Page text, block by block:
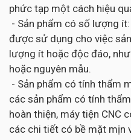
phức tạp một cách hiệu
- Sản phẩm có số lượng
được sử dụng cho việc
lượng ít hoặc độc đáo,
hoặc nguyên mẫu.
- Sản phẩm có tính thẩm
các sản phẩm có tính
hoàn thiện, máy tiện CNC
các chi tiết có bề mặt mịn